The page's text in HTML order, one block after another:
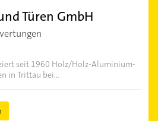
Türen GmbH
seit 1960 Holz/Holz-Aluminium-
in Trittau bei...